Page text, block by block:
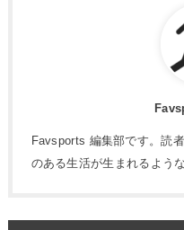
Favsports 編集部です。読
のある生活が生まれるよう